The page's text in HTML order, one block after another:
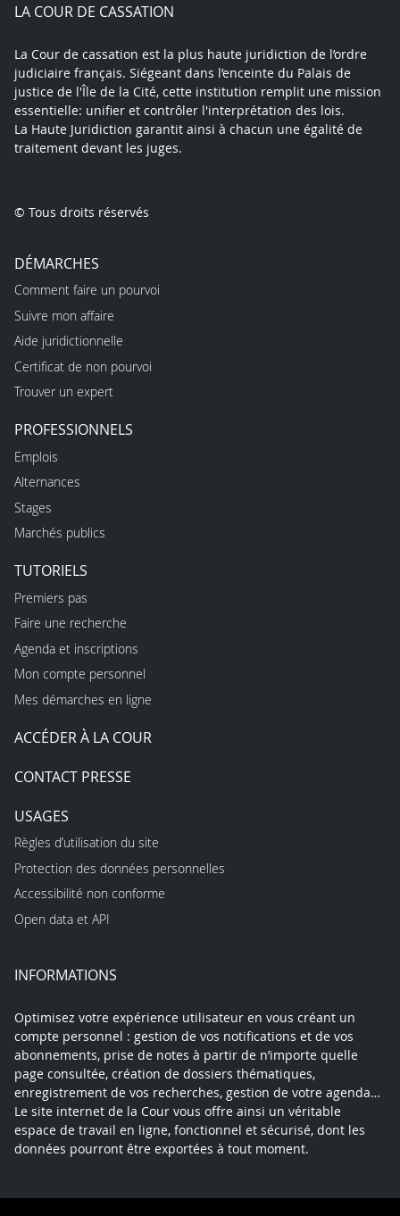
LA COUR DE CASSATION
La Cour de cassation est la plus haute juridiction de l’ordre
judiciaire français. Siégeant dans l’enceinte du Palais de
justice de l'Île de la Cité, cette institution remplit une mission
essentielle: unifier et contrôler l'interprétation des lois.
La Haute Juridiction garantit ainsi à chacun une égalité de
traitement devant les juges.
© Tous droits réservés
DÉMARCHES
Comment faire un pourvoi
Suivre mon affaire
Aide juridictionnelle
Certificat de non pourvoi
Trouver un expert
PROFESSIONNELS
Emplois
Alternances
Stages
Marchés publics
TUTORIELS
Premiers pas
Faire une recherche
Agenda et inscriptions
Mon compte personnel
Mes démarches en ligne
ACCÉDER À LA COUR
CONTACT PRESSE
USAGES
Règles d’utilisation du site
Protection des données personnelles
Accessibilité non conforme
Open data et API
INFORMATIONS
Optimisez votre expérience utilisateur en vous créant un
compte personnel : gestion de vos notifications et de vos
abonnements, prise de notes à partir de n’importe quelle
page consultée, création de dossiers thématiques,
enregistrement de vos recherches, gestion de votre agenda…
Le site internet de la Cour vous offre ainsi un véritable
espace de travail en ligne, fonctionnel et sécurisé, dont les
données pourront être exportées à tout moment.